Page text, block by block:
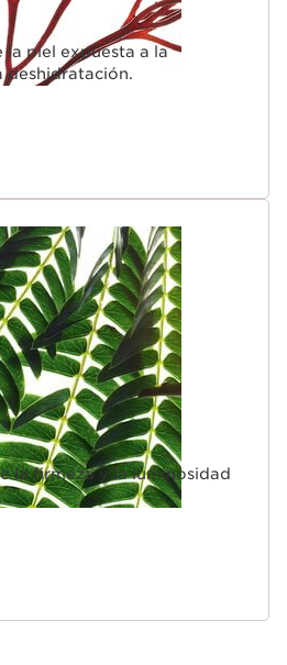
piel expuesta a la
deshidratación.
la firmeza y la luminosidad